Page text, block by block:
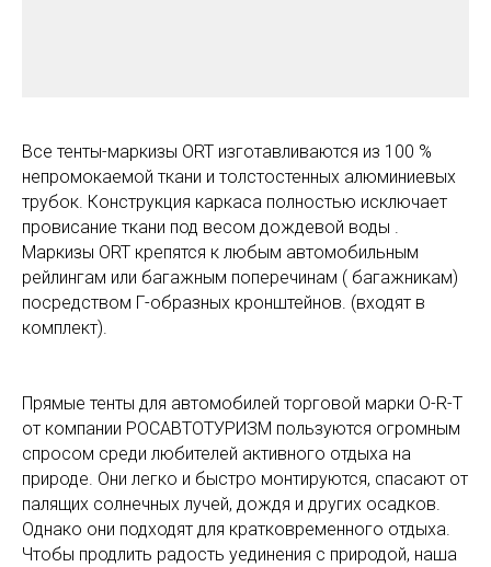
Все тенты-маркизы ORT изготавливаются из 100 %
непромокаемой ткани и толстостенных алюминиевых
трубок. Конструкция каркаса полностью исключает
провисание ткани под весом дождевой воды .
Маркизы ORT крепятся к любым автомобильным
рейлингам или багажным поперечинам ( багажникам)
посредством Г-образных кронштейнов. (входят в
комплект).
Прямые тенты для автомобилей торговой марки O-R-T
от компании РОСАВТОТУРИЗМ пользуются огромным
спросом среди любителей активного отдыха на
природе. Они легко и быстро монтируются, спасают от
палящих солнечных лучей, дождя и других осадков.
Однако они подходят для кратковременного отдыха.
Чтобы продлить радость уединения с природой, наша